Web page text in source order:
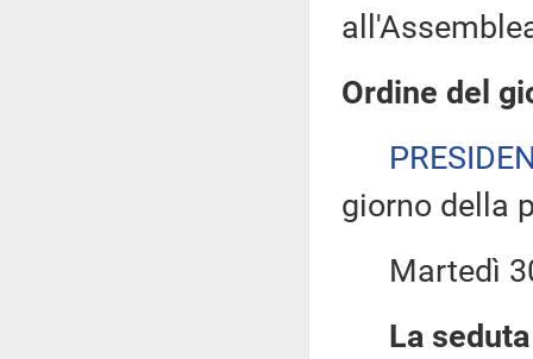
Ordine del
giorno della
Martedì 30
La